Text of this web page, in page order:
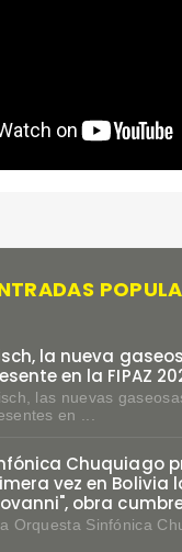
la nueva
en la FIPAZ
las nuevas
en ...
Chuquiago
vez en Bolivia
obra
Orquesta Sinfónica